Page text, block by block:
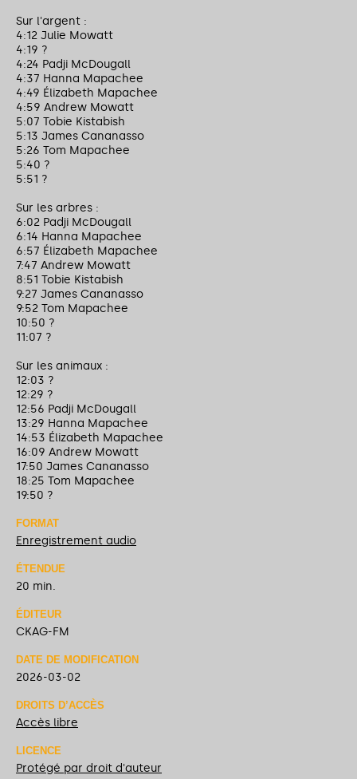
Sur l'argent :
4:12 Julie Mowatt
4:19 ?
4:24 Padji McDougall
4:37 Hanna Mapachee
4:49 Élizabeth Mapachee
4:59 Andrew Mowatt
5:07 Tobie Kistabish
5:13 James Cananasso
5:26 Tom Mapachee
5:40 ?
5:51 ?
Sur les arbres :
6:02 Padji McDougall
6:14 Hanna Mapachee
6:57 Élizabeth Mapachee
7:47 Andrew Mowatt
8:51 Tobie Kistabish
9:27 James Cananasso
9:52 Tom Mapachee
10:50 ?
11:07 ?
Sur les animaux :
12:03 ?
12:29 ?
12:56 Padji McDougall
13:29 Hanna Mapachee
14:53 Élizabeth Mapachee
16:09 Andrew Mowatt
17:50 James Cananasso
18:25 Tom Mapachee
19:50 ?
FORMAT
Enregistrement audio
ÉTENDUE
20 min.
ÉDITEUR
CKAG-FM
DATE DE MODIFICATION
2026-03-02
DROITS D’ACCÈS
Accès libre
LICENCE
Protégé par droit d'auteur